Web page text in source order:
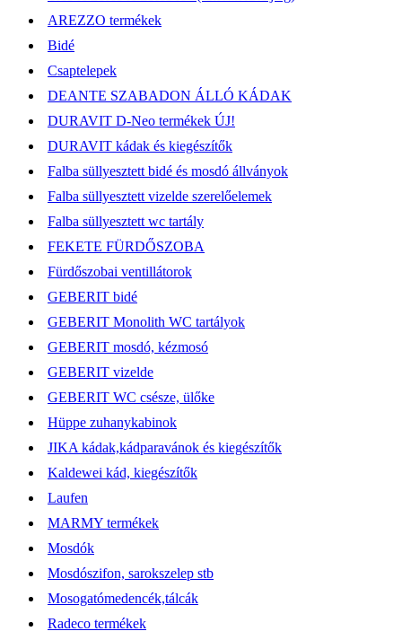
AREZZO termékek
Bidé
Csaptelepek
DEANTE SZABADON ÁLLÓ KÁDAK
DURAVIT D-Neo termékek ÚJ!
DURAVIT kádak és kiegészítők
Falba süllyesztett bidé és mosdó állványok
Falba süllyesztett vizelde szerelőelemek
Falba süllyesztett wc tartály
FEKETE FÜRDŐSZOBA
Fürdőszobai ventillátorok
GEBERIT bidé
GEBERIT Monolith WC tartályok
GEBERIT mosdó, kézmosó
GEBERIT vizelde
GEBERIT WC csésze, ülőke
Hüppe zuhanykabinok
JIKA kádak,kádparavánok és kiegészítők
Kaldewei kád, kiegészítők
Laufen
MARMY termékek
Mosdók
Mosdószifon, sarokszelep stb
Mosogatómedencék,tálcák
Radeco termékek